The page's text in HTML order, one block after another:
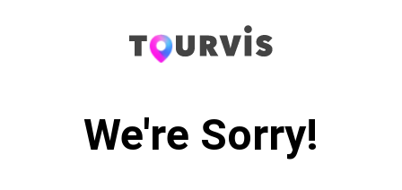
We're Sorry!